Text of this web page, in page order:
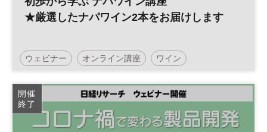
★厳選したナパワイン2本をお届けします
ウェビナー オンライン講座 ワイン
開催
終了